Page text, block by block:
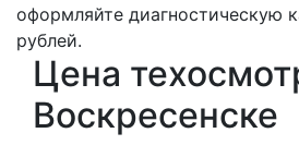
оформляйте диагностическую
рублей.
Цена
Воскресенске